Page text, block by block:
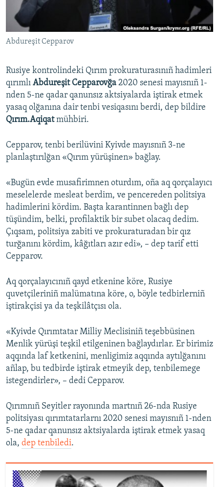
Русский
Українською
RFE/RS bütün saytları
Abdureşit Cepparov
Rusiye kontrolindeki Qırım prokuraturasınıñ hadimleri
qırımlı Abdureşit Cepparovğa 2020 senesi mayısnıñ 1-
nden 5-ne qadar qanunsız aktsiyalarda iştirak etmek
yasaq olğanına dair tenbi vesiqasını berdi, dep bildire
Qırım.Aqiqatmühbiri.
Cepparov, tenbi berilüvini Kyivde mayısnıñ 3-ne
planlaştırılğan «Qırım yürüşinen» bağlay.
«Bugün evde musafirimnen oturdım, oña aq qorçalayıcı
meselelerde mesleat berdim, ve pencereden politsiya
hadimlerini kördim. Başta karantinnen bağlı dep
tüşündim, belki, profilaktik bir subet olacaq dedim.
Çıqsam, politsiya zabiti ve prokuraturadan bir qız
turğanını kördim, kâğıtları azır edi», – dep tarif etti
Cepparov.
Aq qorçalayıcınıñ qayd etkenine köre, Rusiye
quvetçileriniñ malümatına köre, o, böyle tedbirlerniñ
iştirakçisi ya da teşkilâtçısı ola.
«Kyivde Qırımtatar Milliy Meclisiniñ teşebbüsinen
Menlik yürüşi teşkil etilgeninen bağlaydırlar. Er birimiz
aqqında laf ketkenini, menligimiz aqqında aytılğanını
añlap, bu tedbirde iştirak etmeyik dep, tenbilemege
istegendirler», – dedi Cepparov.
Qırımnıñ Seyitler rayonında martnıñ 26-nda Rusiye
politsiyası qırımtatarlarnı 2020 senesi mayısnıñ 1-nden
5-ne qadar qanunsız aktsiyalarda iştirak etmek yasaq
ola, dep tenbiledi.